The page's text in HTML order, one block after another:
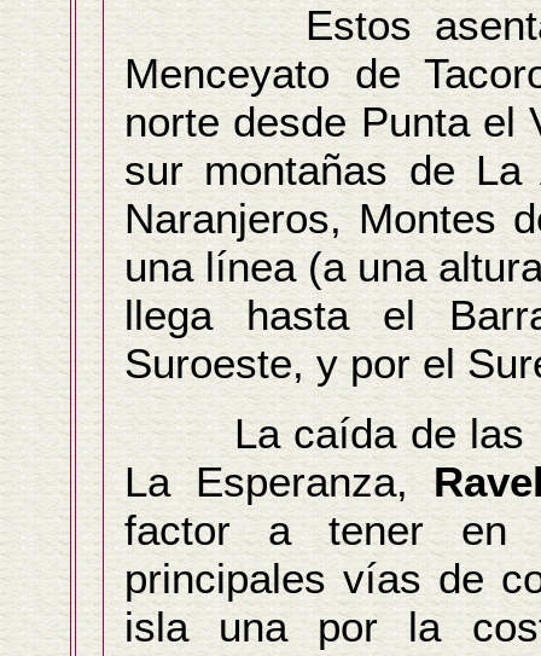
Estos
Menceyato de
norte desde Punta el
sur montañas de
Naranjeros, Montes
una línea (a una
llega hasta el
Suroeste, y por el
La caída de las
La Esperanza,
factor a tener en
principales vías de
isla una por la